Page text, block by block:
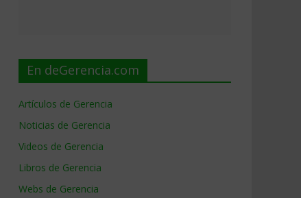
En deGerencia.com
Artículos de Gerencia
Noticias de Gerencia
Videos de Gerencia
Libros de Gerencia
Webs de Gerencia